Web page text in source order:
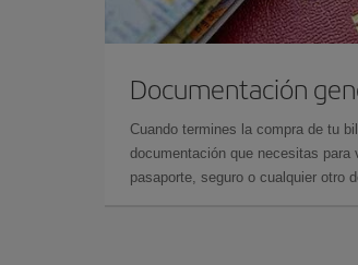
Documentación
Cuando termines la compra de tu
documentación que necesitas
pasaporte, seguro o cualquier otro